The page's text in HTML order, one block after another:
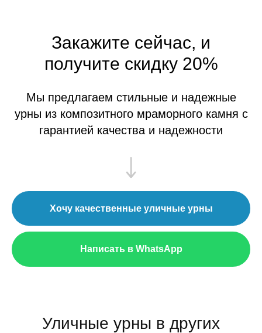
Закажите сейчас, и
получите скидку 20%
Мы предлагаем стильные и надежные
урны из композитного мраморного камня с
гарантией качества и надежности
Хочу качественные уличные урны
Написать в WhatsApp
Уличные урны в других